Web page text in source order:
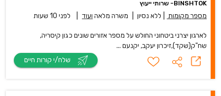
BINSHTOK- שרותי ייעוץ
מספר מקומות ללא נסיון משרה מלאה ועוד לפני 10 שעות
לארגון יצרני ביטחוני החולש על מספר אזורים שונים כגון קיסריה,
שח"ק(שקד),זיכרון יעקב, יקנעם ...